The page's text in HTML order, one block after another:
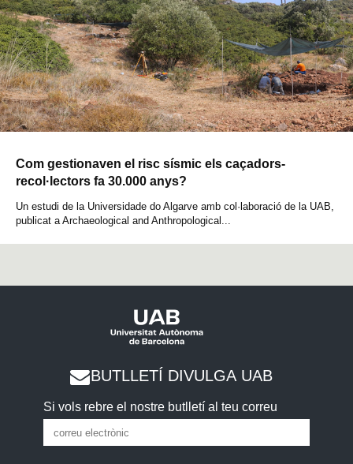
Com gestionaven el risc sísmic els caçadors-
recol·lectors fa 30.000 anys?
Un estudi de la Universidade do Algarve amb col·laboració de la UAB,
publicat a Archaeological and Anthropological...
BUTLLETÍ DIVULGA UAB
Si vols rebre el nostre butlletí al teu correu